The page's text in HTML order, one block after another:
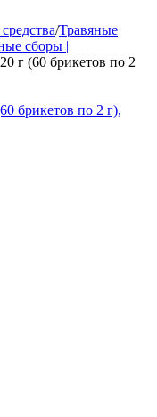
/Травяные
сборы |
г (60 брикетов по 2